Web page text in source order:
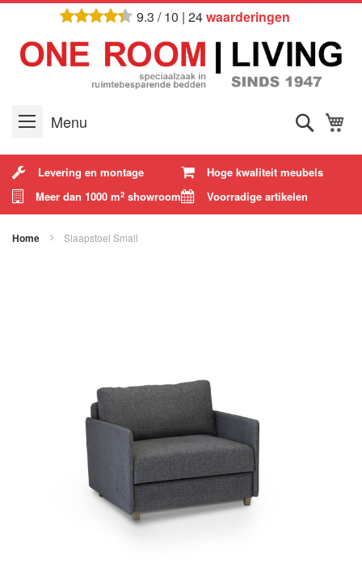
Ga
naar
de
inhoud
9.3 / 10 | 24waarderingen
Menu Zoek
Levering en montage
Hoge kwaliteit meubels
Meer dan 1000 m2 showroom Voorradige artikelen
Home Slaapstoel Small